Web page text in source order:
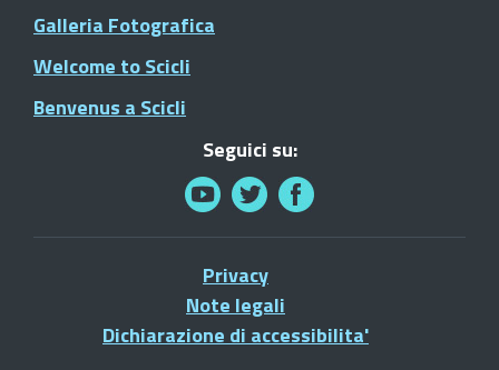
Galleria Fotografica
Welcome to Scicli
Benvenus a Scicli
Seguici su:
Privacy
Note legali
Dichiarazione di accessibilita'